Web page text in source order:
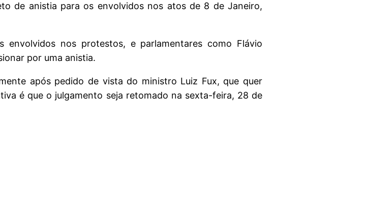
de anistia para os envolvidos nos atos de 8 de Janeiro,
envolvidos nos protestos, e parlamentares como Flávio
por uma anistia.
após pedido de vista do ministro Luiz Fux, que quer
é que o julgamento seja retomado na sexta-feira, 28 de